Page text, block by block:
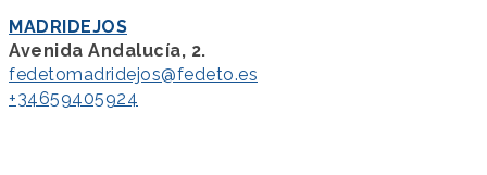
MADRIDEJOS
Avenida Andalucía, 2.
fedetomadridejos@fedeto.es
+34659405924